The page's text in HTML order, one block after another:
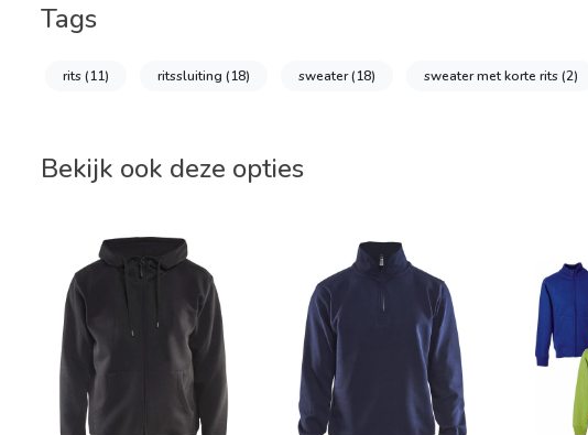
Tags
rits(11) ritssluiting (18) sweater(18) sweater met korte rits(2)
Bekijk ook deze opties